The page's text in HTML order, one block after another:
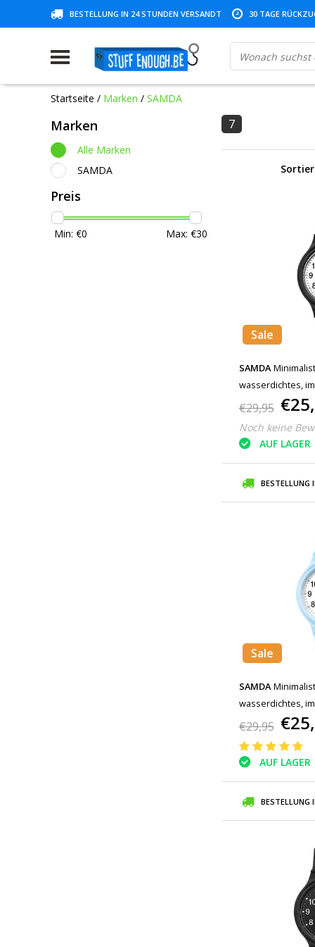
BESTELLUNG IN 24 STUNDEN VERSANDT 30 TAGE
Startseite / Marken / SAMDA
Marken
Alle Marken
SAMDA
Preis
Min: €0 Max: €30
7
Sale
SAMDA
wasserdichtes,
Uhrwerk,
€29,95
Noch keine
AUF LAGER
BESTELLUNG
Sale
SAMDA
wasserdichtes,
Uhrwerk, Blau
€29,95
AUF LAGER
BESTELLUNG